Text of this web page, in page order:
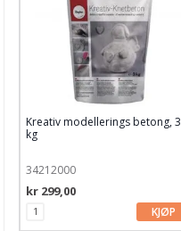
Kreativ modellerings betong, 3
kg
34212000
kr 299,00
KJØP